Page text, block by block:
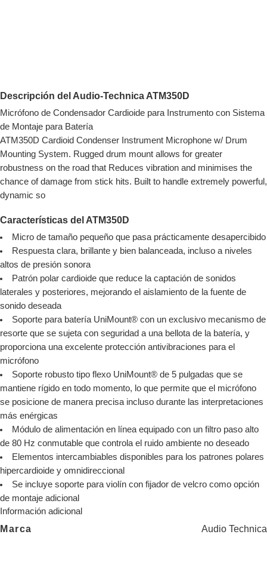
Descripción del Audio-Technica ATM350D
Micrófono de Condensador Cardioide para Instrumento con Sistema
de Montaje para Batería
ATM350D Cardioid Condenser Instrument Microphone w/ Drum
Mounting System. Rugged drum mount allows for greater
robustness on the road that Reduces vibration and minimises the
chance of damage from stick hits. Built to handle extremely powerful,
dynamic so
Características del ATM350D
Micro de tamaño pequeño que pasa prácticamente desapercibido
Respuesta clara, brillante y bien balanceada, incluso a niveles
altos de presión sonora
Patrón polar cardioide que reduce la captación de sonidos
laterales y posteriores, mejorando el aislamiento de la fuente de
sonido deseada
Soporte para batería UniMount® con un exclusivo mecanismo de
resorte que se sujeta con seguridad a una bellota de la batería, y
proporciona una excelente protección antivibraciones para el
micrófono
Soporte robusto tipo flexo UniMount® de 5 pulgadas que se
mantiene rígido en todo momento, lo que permite que el micrófono
se posicione de manera precisa incluso durante las interpretaciones
más enérgicas
Módulo de alimentación en línea equipado con un filtro paso alto
de 80 Hz conmutable que controla el ruido ambiente no deseado
Elementos intercambiables disponibles para los patrones polares
hipercardioide y omnidireccional
Se incluye soporte para violín con fijador de velcro como opción
de montaje adicional
Información adicional
Marca Audio Technica